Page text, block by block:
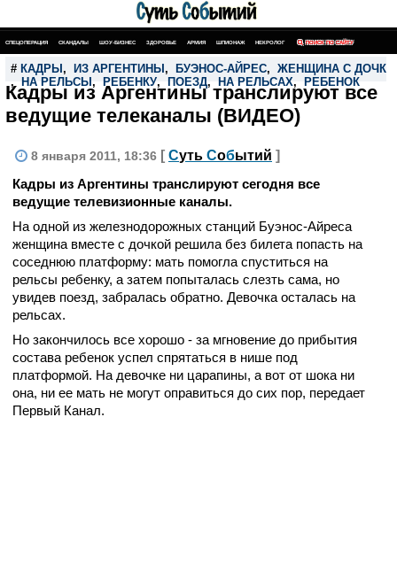
СПЕЦОПЕРАЦИЯ СКАНДАЛЫ ШОУ-БИЗНЕС ЗДОРОВЬЕ АРМИЯ ШПИОНАЖ НЕКРОЛОГ ПОИСК ПО САЙТУ
# КАДРЫ , ИЗ АРГЕНТИНЫ , БУЭНОС-АЙРЕС, ЖЕНЩИНА С
,
НА РЕЛЬСЫ , РЕБЕНКУ, ПОЕЗД, НА РЕЛЬСАХ, РЕБЕНОК
Кадры из Аргентины транслируют все
ведущие телеканалы (ВИДЕО)
8 января 2011, 18:36 [ Суть Событий ]
Кадры из Аргентины транслируют сегодня все
ведущие телевизионные каналы.
На одной из железнодорожных станций Буэнос-Айреса
женщина вместе с дочкой решила без билета попасть на
соседнюю платформу: мать помогла спуститься на
рельсы ребенку, а затем попыталась слезть сама, но
увидев поезд, забралась обратно. Девочка осталась на
рельсах.
Но закончилось все хорошо - за мгновение до прибытия
состава ребенок успел спрятаться в нише под
платформой. На девочке ни царапины, а вот от шока ни
она, ни ее мать не могут оправиться до сих пор, передает
Первый Канал.